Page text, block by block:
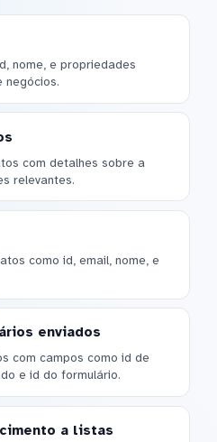
nome, e propriedades
negócios.
com detalhes sobre a
relevantes.
como id, email, nome, e
enviados
com campos como id de
e id do formulário.
a listas